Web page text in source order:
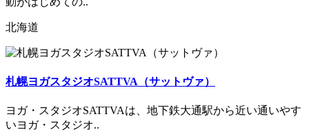
北海道
札幌ヨガスタジオSATTVA（サットヴァ）
ヨガ・スタジオSATTVAは、地下鉄大通駅から近い通いやす
いヨガ・スタジオ..